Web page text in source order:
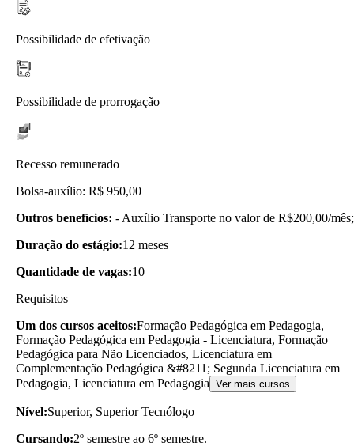
Possibilidade de efetivação
Possibilidade de prorrogação
Recesso remunerado
Bolsa-auxílio: R$ 950,00
Outros benefícios: - Auxílio Transporte no valor de R$200,00/mês;
Duração do estágio:12 meses
Quantidade de vagas:10
Requisitos
Um dos cursos aceitos:Formação Pedagógica em Pedagogia,
Formação Pedagógica em Pedagogia - Licenciatura, Formação
Pedagógica para Não Licenciados, Licenciatura em
Complementação Pedagógica &#8211; Segunda Licenciatura em
Pedagogia, Licenciatura em Pedagogia Ver mais cursos
Nível:Superior, Superior Tecnólogo
Cursando:2º semestre ao 6º semestre.